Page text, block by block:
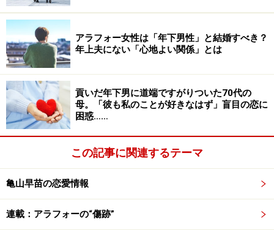
気になる男がいるのではないか、浮気しているのではな
いかと考えたが、そんなことを言った瞬間、学生時代か
ら培ってきた信頼関係が壊れるような気がして言えずに
いる。19歳から付き合い始めた二人には、すでに23年と
いう歴史があるのだ。
「長く付き合っているのだから裏切るはずがない」
ヒロキさんは自分にそう言い聞かせていた。
朝帰りの妻につい怒ってしまった
ところが昨年12月、週末金曜日に妻が帰ってこない日が
アラフォー女性は「年下男性」と結婚すべき？
年上夫にない「心地よい関係」とは
貢いだ年下男に道端ですがりついた70代の
母。「彼も私のことが好きなはず」盲目の恋に
困惑……
この記事に関連するテーマ
亀山早苗の恋愛情報
連載：アラフォーの“傷跡”